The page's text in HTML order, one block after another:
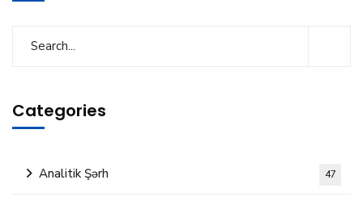
Categories
Analitik Şərh 47